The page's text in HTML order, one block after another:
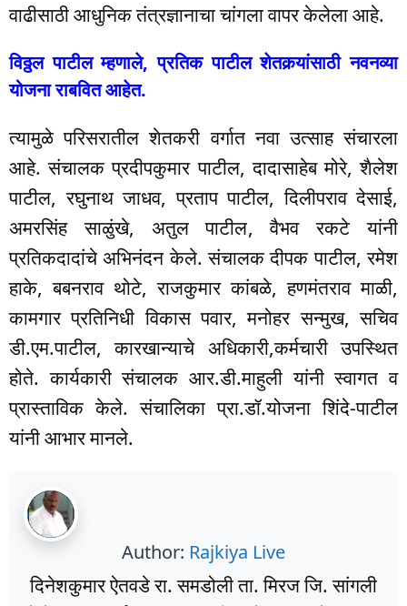
वाढीसाठी आधुनिक तंत्रज्ञानाचा चांगला वापर केलेला आहे.
विठ्ठल पाटील म्हणाले, प्रतिक पाटील शेतकर्‍यांसाठी नवनव्या
योजना राबवित आहेत.
त्यामुळे परिसरातील शेतकरी वर्गात नवा उत्साह संचारला
आहे. संचालक प्रदीपकुमार पाटील, दादासाहेब मोरे, शैलेश
पाटील, रघुनाथ जाधव, प्रताप पाटील, दिलीपराव देसाई,
अमरसिंह साळुंखे, अतुल पाटील, वैभव रकटे यांनी
प्रतिकदादांचे अभिनंदन केले. संचालक दीपक पाटील, रमेश
हाके, बबनराव थोटे, राजकुमार कांबळे, हणमंतराव माळी,
कामगार प्रतिनिधी विकास पवार, मनोहर सन्मुख, सचिव
डी.एम.पाटील, कारखान्याचे अधिकारी,कर्मचारी उपस्थित
होते. कार्यकारी संचालक आर.डी.माहुली यांनी स्वागत व
प्रास्ताविक केले. संचालिका प्रा.डॉ.योजना शिंदे-पाटील
यांनी आभार मानले.
Author: Rajkiya Live
दिनेशकुमार ऐतवडे रा. समडोली ता. मिरज जि. सांगली